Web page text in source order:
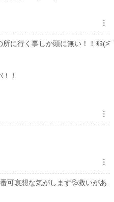
︙
に行く事しか頭に無い！！ꉂꉂ(˃᷄
！
︙
︙
可哀想な気がします💦救いがあ